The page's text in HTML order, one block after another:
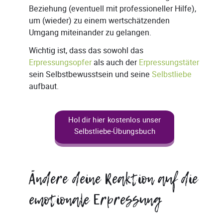
Beziehung (eventuell mit professioneller Hilfe),
um (wieder) zu einem wertschätzenden
Umgang miteinander zu gelangen.
Wichtig ist, dass das sowohl das
Erpressungsopferals auch derErpressungstäter
sein Selbstbewusstsein und seine Selbstliebe
aufbaut.
Hol dir hier kostenlos unser
Selbstliebe-Übungsbuch
Ändere deine Reaktion auf die
emotionale Erpressung